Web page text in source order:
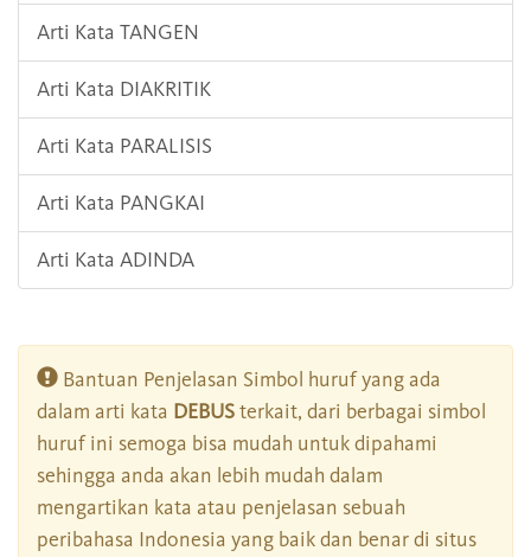
Arti Kata TANGEN
Arti Kata DIAKRITIK
Arti Kata PARALISIS
Arti Kata PANGKAI
Arti Kata ADINDA
Bantuan Penjelasan Simbol huruf yang ada
dalam arti kata DEBUSterkait, dari berbagai simbol
huruf ini semoga bisa mudah untuk dipahami
sehingga anda akan lebih mudah dalam
mengartikan kata atau penjelasan sebuah
peribahasa Indonesia yang baik dan benar di situs